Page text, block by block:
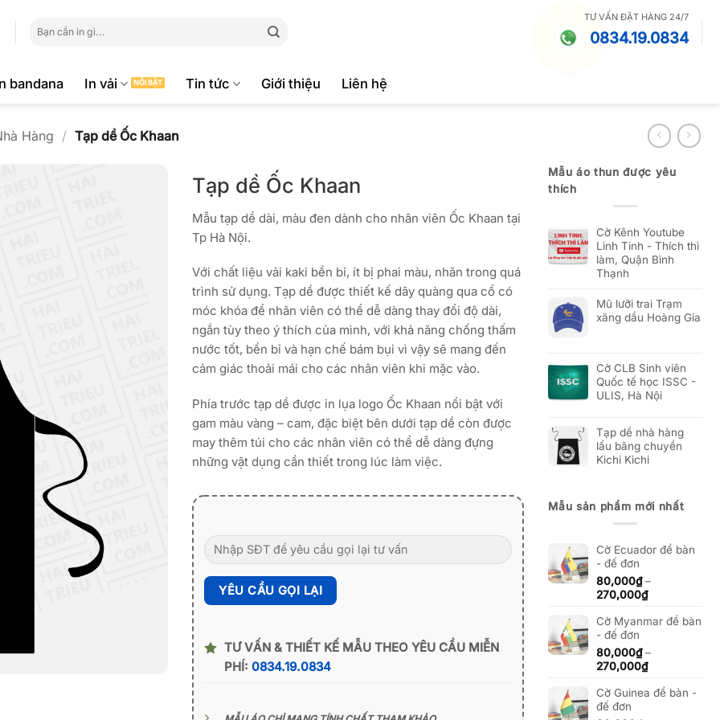
kiếm:
TƯ VẤN ĐẶT HÀNG 24/7
0834.19.0834
bandana In vải Tin tức Giới thiệu Liên hệ
Hàng / Tạp dề Ốc Khaan
Tạp dề Ốc Khaan
Mẫu tạp dề dài, màu đen dành cho nhân viên Ốc Khaan tại
Tp Hà Nội.
Với chất liệu vải kaki bền bỉ, ít bị phai màu, nhăn trong quá
trình sử dụng. Tạp dề được thiết kế dây quàng qua cổ có
móc khóa để nhân viên có thể dễ dàng thay đổi độ dài,
ngắn tùy theo ý thích của mình, với khả năng chống thấm
nước tốt, bền bỉ và hạn chế bám bụi vì vậy sẽ mang đến
cảm giác thoải mái cho các nhân viên khi mặc vào.
Phía trước tạp dề được in lụa logo Ốc Khaan nổi bật với
gam màu vàng – cam, đặc biệt bên dưới tạp dề còn được
may thêm túi cho các nhân viên có thể dễ dàng đựng
những vật dụng cần thiết trong lúc làm việc.
TƯ VẤN & THIẾT KẾ MẪU THEO YÊU CẦU MIỄN
PHÍ: 0834.19.0834
Mẫu áo thun được yêu
thích
Cờ Kênh Youtube
Linh Tinh - Thích thì
làm, Quận Bình
Thạnh
Mũ lưỡi trai Trạm
xăng dầu Hoàng Gia
Cờ CLB Sinh viên
Quốc tế học ISSC -
ULIS, Hà Nội
Tạp dề nhà hàng
lẩu băng chuyền
Kichi Kichi
Mẫu sản phẩm mới nhất
Cờ Ecuador để bàn
- đế đơn
80,000₫ –
270,000₫Khoảng
từ
270,000₫
Cờ Myanmar để bàn
- đế đơn
80,000₫ –
270,000₫Khoảng
từ
Cờ Guinea để bàn -
đế đơn